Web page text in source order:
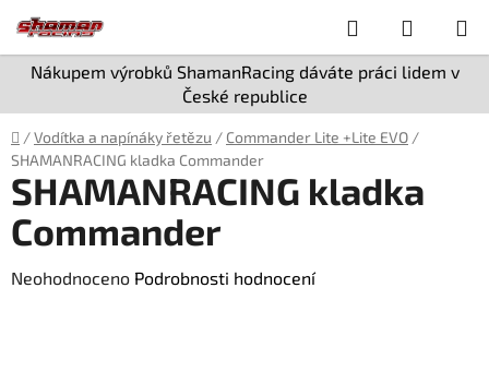
na
obsah
Nákupem výrobků ShamanRacing dáváte práci lidem v
České republice
Hledat
KOŠÍK
Domů
/Vodítka a napínáky řetězu / Commander Lite +Lite EVO /
SHAMANRACING kladka Commander
SHAMANRACING kladka
Commander
Průměrné
Neohodnoceno Podrobnosti hodnocení